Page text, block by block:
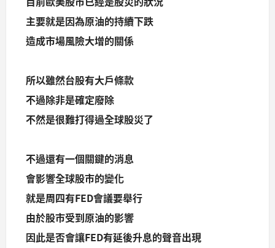
主要就是因為原油的持續下跌
造成市場風險大增的關係
所以雖然台股有大戶條款
不過除非是確定廢除
不然是很難打得過全球股災了
不過還有一個關鍵的消息
會影響全球股市的變化
就是周四有FED會議要舉行
由於股市受到原油的影響
因此是否會讓FED有延後升息的聲音出現